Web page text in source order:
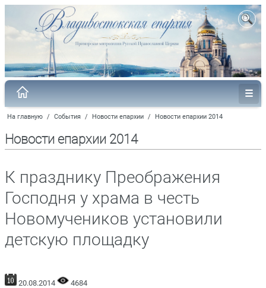
На главную / События / Новости епархии / Новости епархии 2014
Новости епархии 2014
К празднику Преображения
Господня у храма в честь
Новомучеников установили
детскую площадку
20.08.2014 4684